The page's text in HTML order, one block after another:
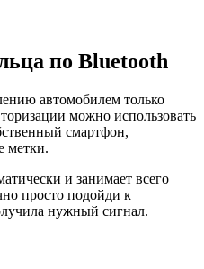
по Bluetooth
автомобилем только
можно использовать
смартфон,
метки.
и занимает всего
просто подойди к
нужный сигнал.